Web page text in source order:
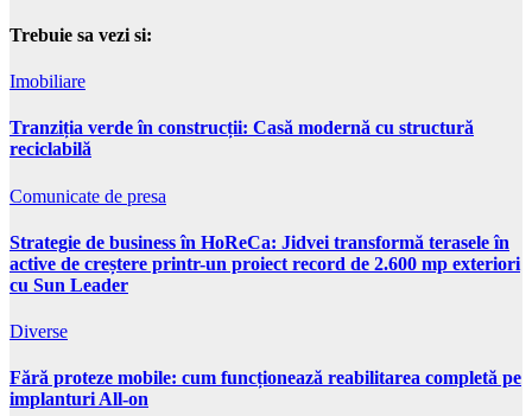
Trebuie sa vezi si:
Imobiliare
Tranziția verde în construcții: Casă modernă cu structură
reciclabilă
Comunicate de presa
Strategie de business în HoReCa: Jidvei transformă terasele în
active de creștere printr-un proiect record de 2.600 mp exteriori
cu Sun Leader
Diverse
Fără proteze mobile: cum funcționează reabilitarea completă pe
implanturi All-on